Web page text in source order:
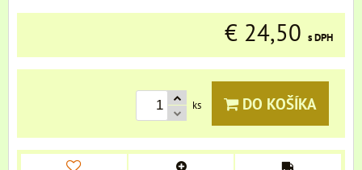
€ 24,50 s DPH
ks DO KOŠÍKA